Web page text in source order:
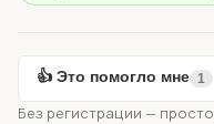
👍 Это помогло мне 1
Без регистрации —